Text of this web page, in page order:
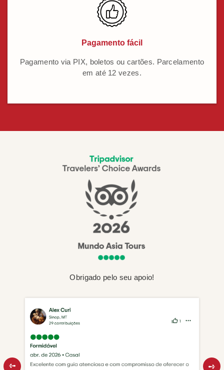
Pagamento fácil
Pagamento via PIX, boletos ou cartões. Parcelamento
em até 12 vezes.
Obrigado pelo seu apoio!